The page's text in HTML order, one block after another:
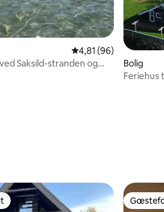
4,81 ud af 5 i
4,81 (96)
Saksild-stranden og
Bolig
Feriehus